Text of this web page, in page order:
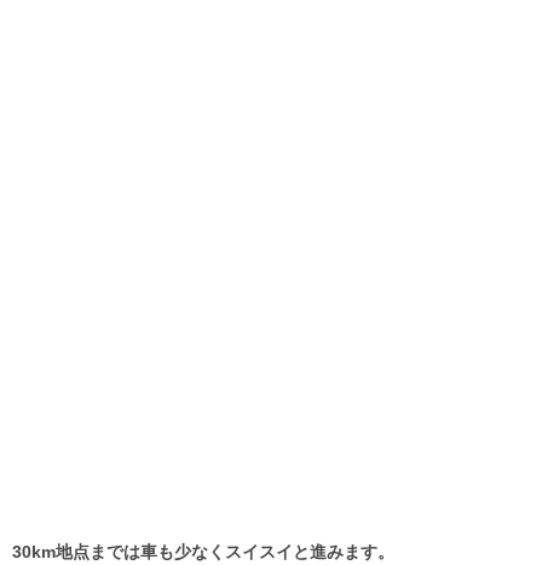
30km地点までは車も少なくスイスイと進みます。